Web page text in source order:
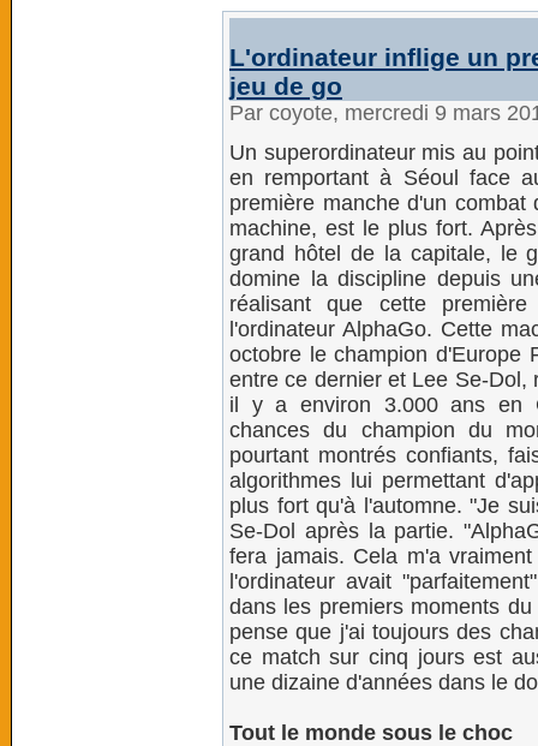
L'ordinateur inflige un
jeu de go
Par coyote, mercredi 9 mars
Un superordinateur mis au
en remportant à Séoul face
première manche d'un
machine, est le plus fort.
grand hôtel de la capitale, le
domine la discipline depuis
réalisant que cette
l'ordinateur AlphaGo. Cette
octobre le champion d'Europe
entre ce dernier et Lee Se-Dol,
il y a environ 3.000 ans en
chances du champion du
pourtant montrés confiants,
algorithmes lui permettant
plus fort qu'à l'automne. "Je
Se-Dol après la partie.
fera jamais. Cela m'a
l'ordinateur avait
dans les premiers moments
pense que j'ai toujours des
ce match sur cinq jours est
une dizaine d'années dans le
Tout le monde sous le choc